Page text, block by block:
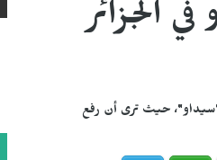
الجزائر
حيث ترى أن رفع